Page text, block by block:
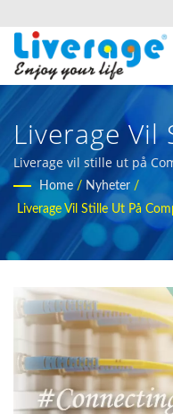
Liverage Vil
Computex
Optiske
Og
Liverage vil stille ut på
fiberoptiske testverktøy
Home / Nyheter /
Liverage Vil Stille Ut På